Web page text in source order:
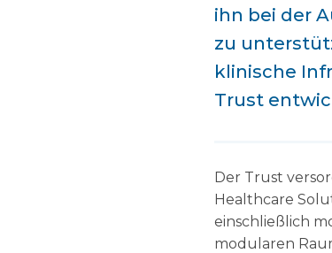
ihn bei der
zu
klinische
Trust
Der Trust
Healthcare
einschließlich
modularen